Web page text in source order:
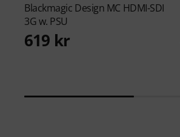
Blackmagic Design MC HDMI-SDI
3G w. PSU
619 kr